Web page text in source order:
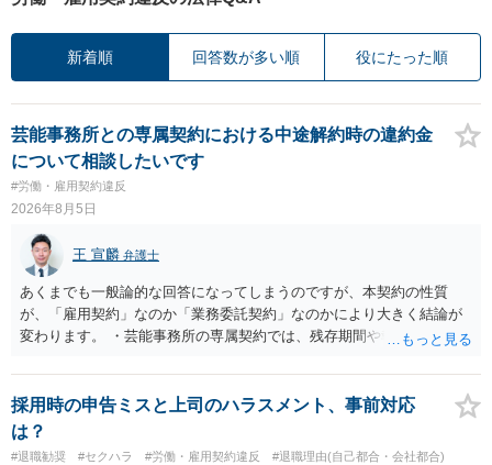
新着順 回答数が多い順 役にたった順
芸能事務所との専属契約における中途解約時の違約金
について相談したいです
#労働・雇用契約違反
2026年8月5日
王 宣麟 弁護士
あくまでも一般論的な回答になってしまうのですが、本契約の性質
が、「雇用契約」なのか「業務委託契約」なのかにより大きく結論が
変わります。 ・芸能事務所の専属契約では、残存期間や報酬額、投下
務上よくあるからといって当然に適法という意味ではなく、実際の損
害との対応関係や合理性が重要です。 ・違約金に上限がなくても、常
に有効になるわけではありません。契約が労働契約に近い実態なら労
基法16条で無効となる余地があり、そうでなくても、金額が事務所の
採用時の申告ミスと上司のハラスメント、事前対応
は？
#退職勧奨 #セクハラ #労働・雇用契約違反
#退職理由(自己都合・会社都合)